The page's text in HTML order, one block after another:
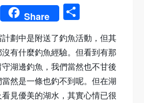
CopyShare
劃中是附送了釣魚活動，但其
有什麼釣魚經驗。但看到有那
湖邊釣魚，我們當然也不甘後
然是一條也釣不到呢。但在湖
見優美的湖水，其實心情已很